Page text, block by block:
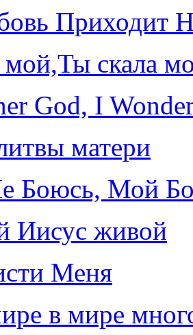
Приходит
мой,Ты скала
God, I
матери
Боюсь, Мой
Иисус живой
Меня
в мире